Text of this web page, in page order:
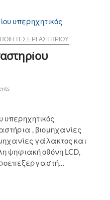
ΕΡΓΑΣΤΗΡΊΟΥ
υπερηχητικός
, βιομηχανίες
γάλακτος και
ψηφιακή οθόνη LCD,